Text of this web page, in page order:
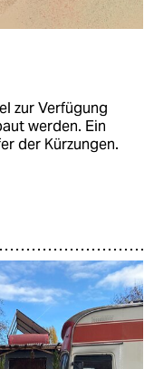
zur Verfügung
werden. Ein
der Kürzungen.